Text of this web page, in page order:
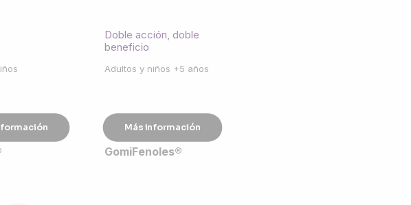
Doble acción, doble
beneficio
Adultos y niños +5 años
Más información
GomiFenoles®